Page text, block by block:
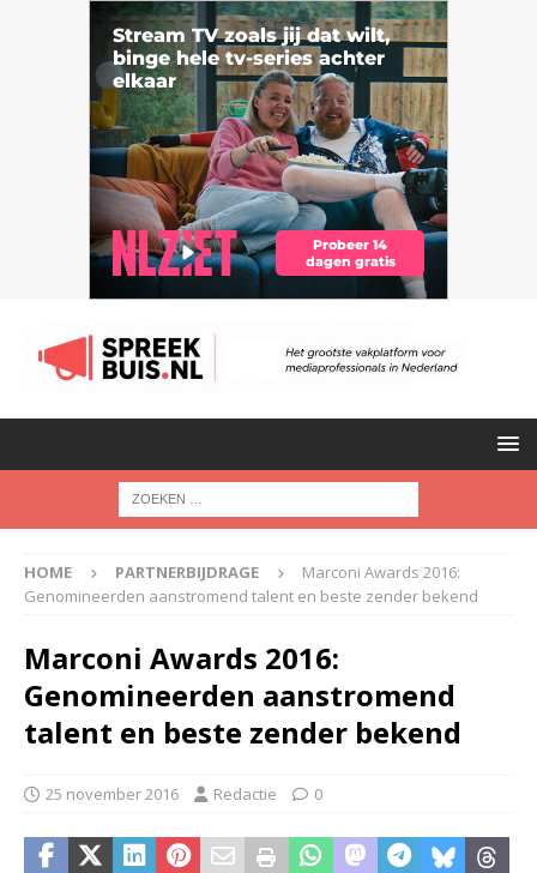
HOME PARTNERBIJDRAGE
Marconi Awards 2016:
Genomineerden aanstromend talent en beste zender bekend
Marconi Awards 2016:
Genomineerden aanstromend
talent en beste zender bekend
25 november 2016 Redactie 0